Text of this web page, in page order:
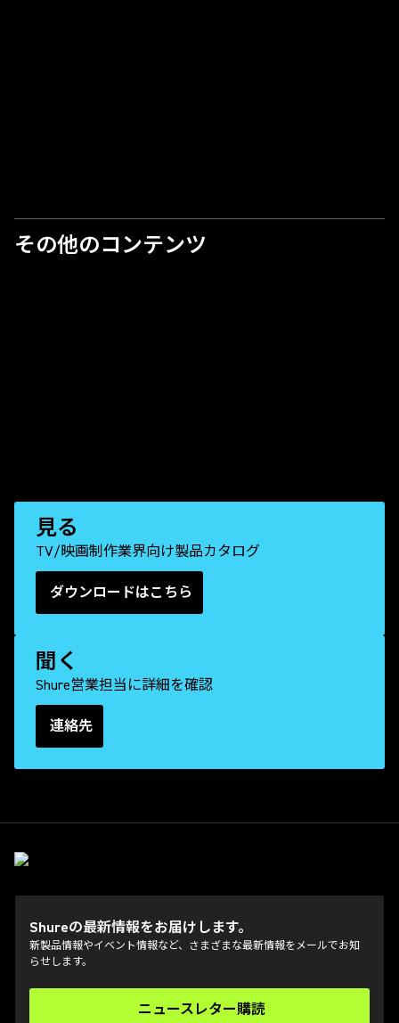
その他のコンテンツ
見る
TV/映画制作業界向け製品カタログ
ダウンロードはこちら
(Opens in a new tab)
聞く
Shure営業担当に詳細を確認
連絡先
Shureの最新情報をお届けします。
新製品情報やイベント情報など、さまざまな最新情報をメールでお知
らせします。
ニュースレター購読
(Opens in a new tab)